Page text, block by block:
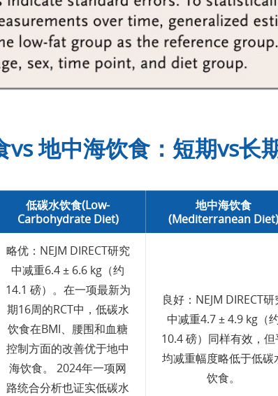
vs 地中海饮食：短期vs长
低碳水饮食(Low-
Carbohydrate Diet)
地中海饮食
(Mediterranean Diet)
略优：NEJM DIRECT研究
中减重6.4 ± 6.6 kg（约
14.1 磅）。在一项最新为
期16周的RCT中，低碳水
饮食在BMI、腰围和血糖
控制方面的改善优于地中
海饮食。 2024年一项网
路统合分析也证实低碳水
良好：NEJM DIRECT研
中减重4.7 ± 4.9 kg（
10.4 磅）同样有效，但
均减重幅度略低于低碳
饮食。